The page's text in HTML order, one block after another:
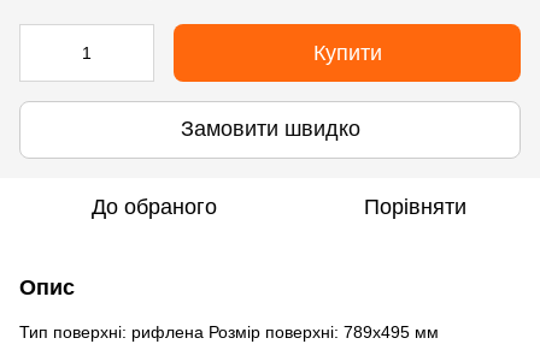
Купити
Замовити швидко
До обраного Порівняти
Опис
Тип поверхні: рифлена Розмір поверхні: 789х495 мм